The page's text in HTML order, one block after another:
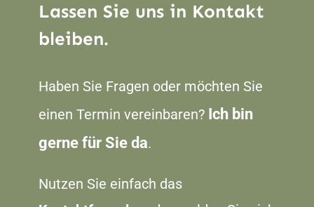
Lassen Sie uns in Kontakt
bleiben.
Haben Sie Fragen oder möchten Sie
einen Termin vereinbaren? Ich bin
gerne für Sie da.
Nutzen Sie einfach das